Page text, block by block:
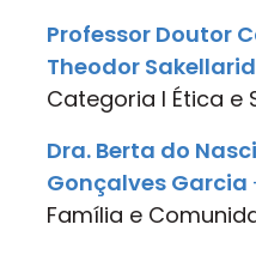
Professor Doutor
Theodor
Categoria I Ética e
Dra. Berta do
Gonçalves Garcia
Família e